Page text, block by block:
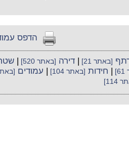
הדפס
[באתר 21] | דירה [באתר 520] |
| חידות [באתר 104] | עמודים [באתר
114]